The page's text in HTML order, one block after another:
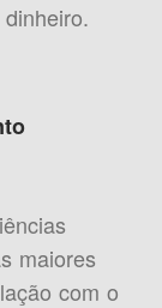
maiores
com o